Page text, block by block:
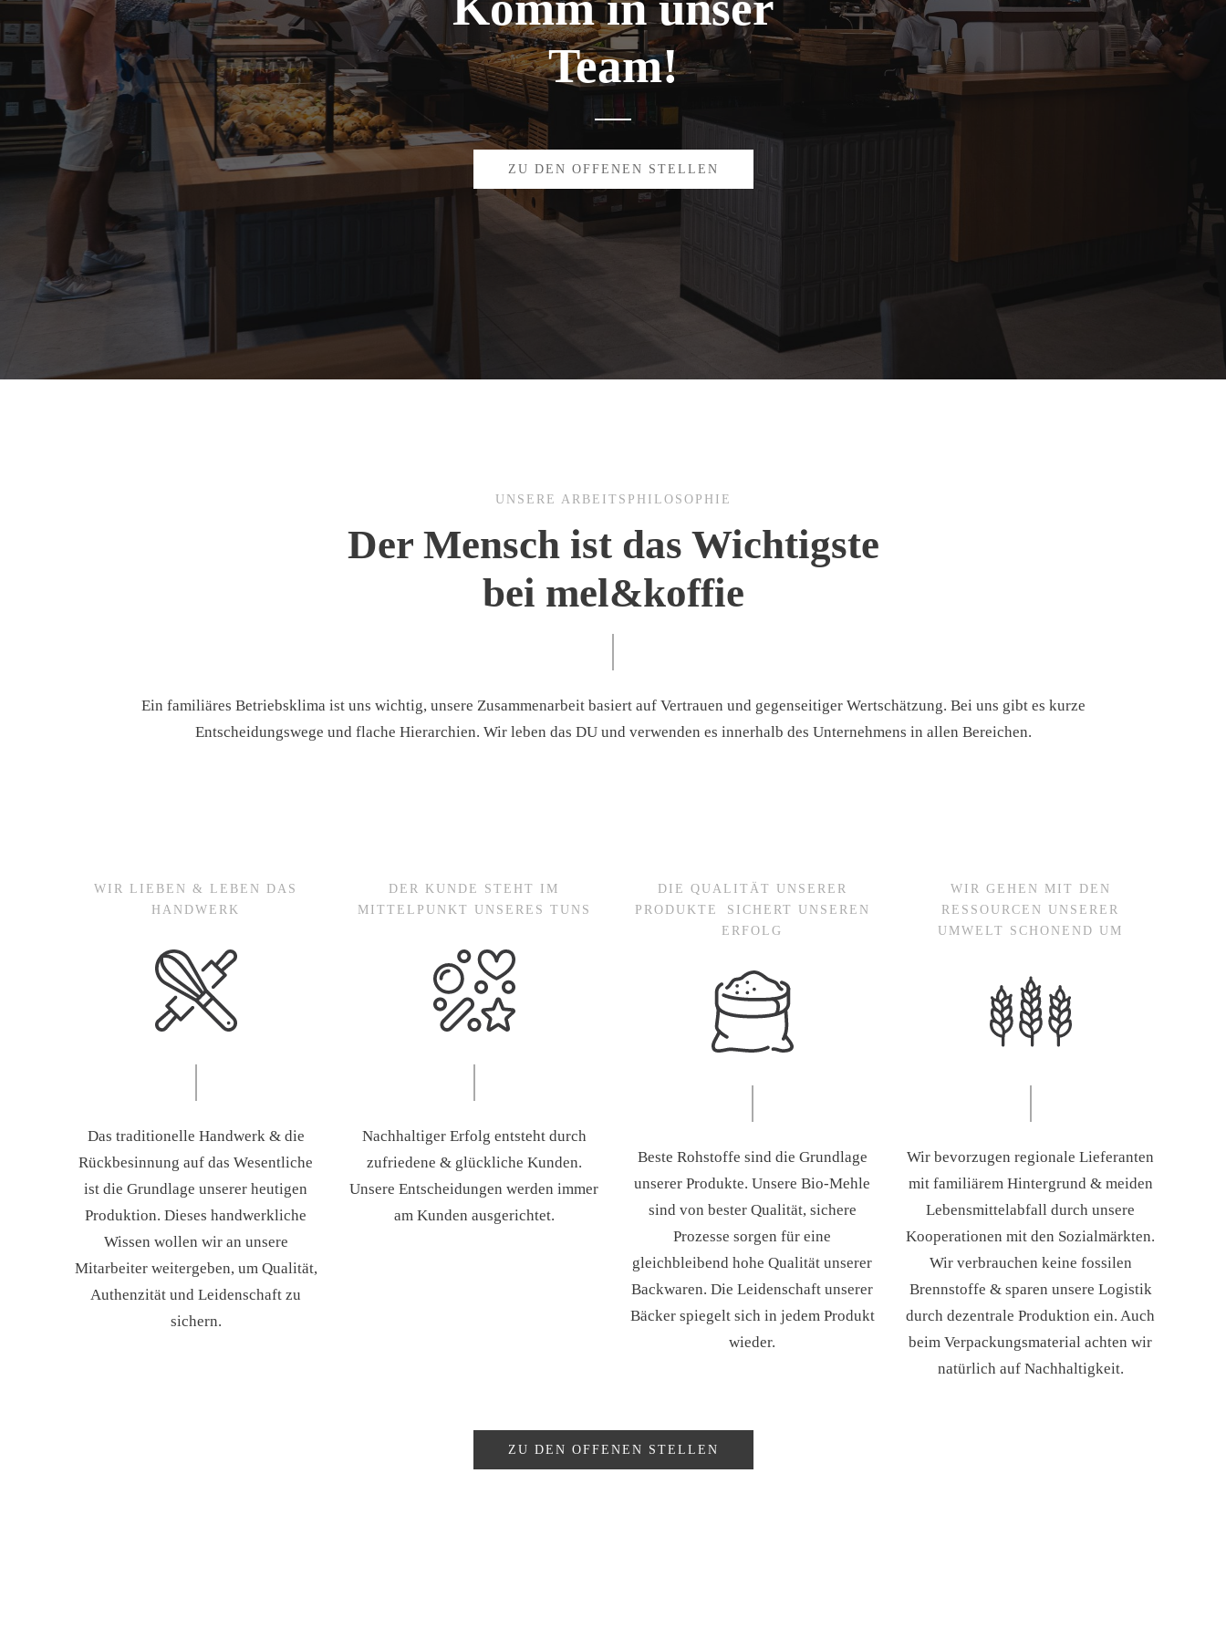
Team!
ZU DEN OFFENEN STELLEN
UNSERE ARBEITSPHILOSOPHIE
Der Mensch ist das Wichtigste
bei mel&koffie
Ein familiäres Betriebsklima ist uns wichtig, unsere Zusammenarbeit basiert auf Vertrauen und gegenseitiger Wertschätzung. Bei uns gibt es kurze
Entscheidungswege und flache Hierarchien. Wir leben das DU und verwenden es innerhalb des Unternehmens in allen Bereichen.
WIR LIEBEN & LEBEN DAS
HANDWERK
Das traditionelle Handwerk & die
Rückbesinnung auf das Wesentliche
ist die Grundlage unserer heutigen
Produktion. Dieses handwerkliche
Wissen wollen wir an unsere
Mitarbeiter weitergeben, um Qualität,
Authenzität und Leidenschaft zu
sichern.
DER KUNDE STEHT IM
MITTELPUNKT UNSERES TUNS
Nachhaltiger Erfolg entsteht durch
zufriedene & glückliche Kunden.
Unsere Entscheidungen werden immer
am Kunden ausgerichtet.
DIE QUALITÄT UNSERER
PRODUKTE SICHERT UNSEREN
ERFOLG
Beste Rohstoffe sind die Grundlage
unserer Produkte. Unsere Bio-Mehle
sind von bester Qualität, sichere
Prozesse sorgen für eine
gleichbleibend hohe Qualität unserer
Backwaren. Die Leidenschaft unserer
Bäcker spiegelt sich in jedem Produkt
wieder.
WIR GEHEN MIT DEN
RESSOURCEN UNSERER
UMWELT SCHONEND UM
Wir bevorzugen regionale Lieferanten
mit familiärem Hintergrund & meiden
Lebensmittelabfall durch unsere
Kooperationen mit den Sozialmärkten.
Wir verbrauchen keine fossilen
Brennstoffe & sparen unsere Logistik
durch dezentrale Produktion ein. Auch
beim Verpackungsmaterial achten wir
natürlich auf Nachhaltigkeit.
ZU DEN OFFENEN STELLEN